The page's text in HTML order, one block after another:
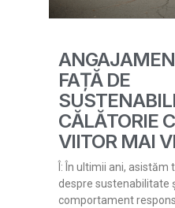
FAȚĂ DE
CĂLĂTORIE
VIITOR MAI
Î: În ultimii ani,
despre sustenabilitate
comportament